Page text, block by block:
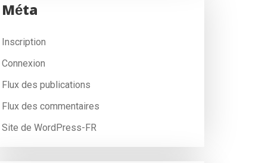
Méta
Inscription
Connexion
Flux des publications
Flux des commentaires
Site de WordPress-FR